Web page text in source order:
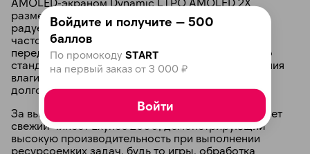
размером приблизительно 6,3 дюйма, который
радует глаз яркой картинкой, адаптируемой
частотой обновления до 120 Гц и безупречной
передачей цветов. Усиленная защита корпуса по
стандарту IP68 защищает устройство от попадания
влаги и грязи, повышая его надежность и
долговечность.
За вычислительную мощность Galaxy S26 отвечает
свежий чипсет Exynos 2600, демонстрирующий
высокую производительность при выполнении
ресурсоемких задач, будь то игры, обработка
Войдите и получите — 500
баллов
По промокоду START
на первый заказ от 3 000 ₽
Войти